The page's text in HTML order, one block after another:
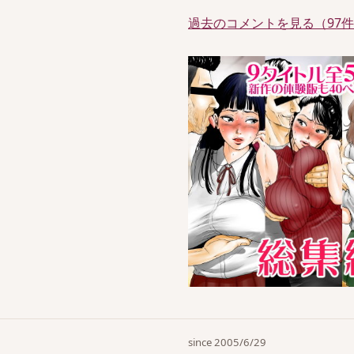
過去のコメントを見る（97
since 2005/6/29